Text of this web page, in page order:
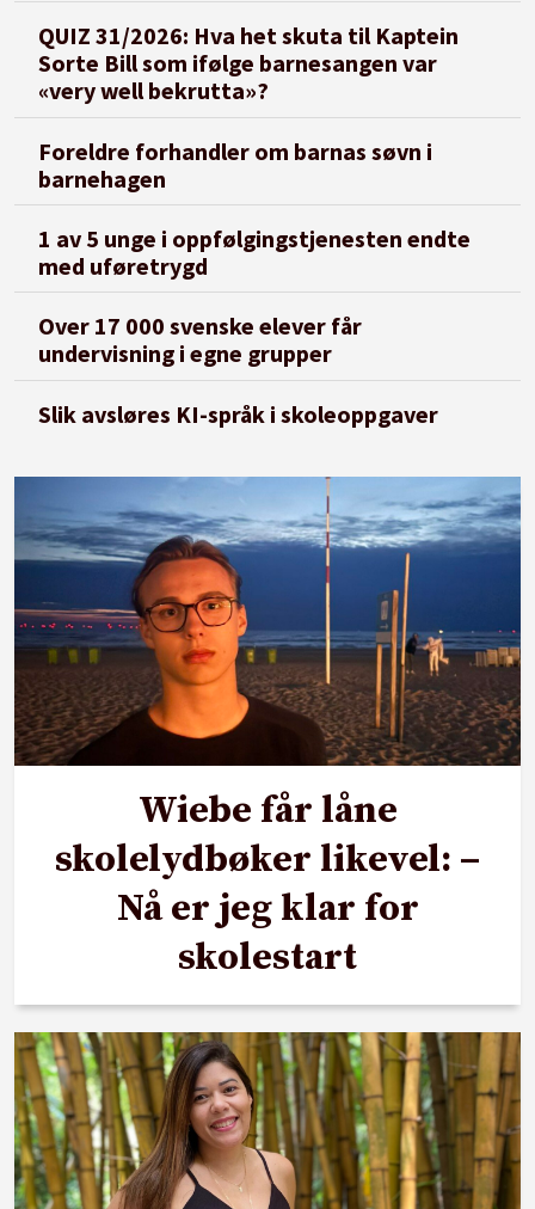
QUIZ 31/2026: Hva het skuta til Kaptein
Sorte Bill som ifølge barnesangen var
«very well bekrutta»?
Foreldre forhandler om barnas søvn i
barnehagen
1 av 5 unge i oppfølgingstjenesten endte
med uføretrygd
Over 17 000 svenske elever får
undervisning i egne grupper
Slik avsløres KI-språk i skoleoppgaver
Wiebe får låne
skolelydbøker likevel: –
Nå er jeg klar for
skolestart